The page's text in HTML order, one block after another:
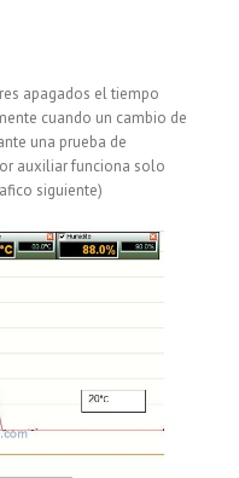
apagados el tiempo
cuando un cambio de
una prueba de
auxiliar funciona solo
siguiente)